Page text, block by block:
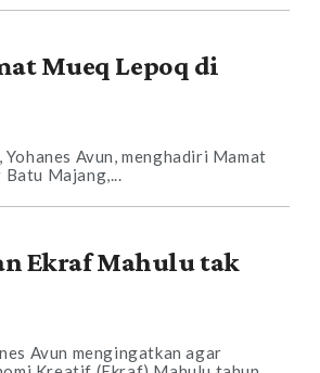
Mueq Lepoq di
Avun, menghadiri Mamat
Batu Majang,...
Ekraf Mahulu tak
Avun mengingatkan agar